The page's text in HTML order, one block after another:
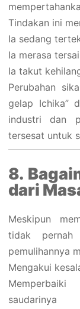
Tindakan ini
Ia sedang
Ia merasa
Ia takut
Perubahan
gelap Ichika”
industri dan
tersesat untuk
8.
dari
Meskipun
tidak pernah
pemulihannya
Mengakui
saudarinya